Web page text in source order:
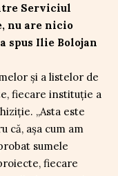
Serviciul
nu are nicio
spus Ilie Bolojan
și a listelor de
fiecare instituție a
„Asta este
că, așa cum am
sumele
fiecare